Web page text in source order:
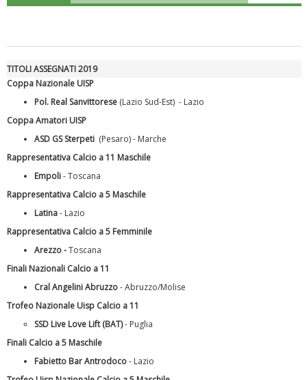
Luglio 2026: "Pensando con i piedi, si possono fare le
rivoluzioni"
TITOLI ASSEGNATI 2019
Coppa Nazionale UISP
Pol. Real Sanvittorese (Lazio Sud-Est) - Lazio
Coppa Amatori UISP
ASD GS Sterpeti (Pesaro) - Marche
Rappresentativa Calcio a 11 Maschile
Empoli- Toscana
Rappresentativa Calcio a 5 Maschile
Latina- Lazio
Rappresentativa Calcio a 5 Femminile
Arezzo-Toscana
Finali Nazionali Calcio a 11
Cral Angelini Abruzzo- Abruzzo/Molise
Trofeo Nazionale Uisp Calcio a 11
SSD Live Love Lift (BAT)- Puglia
Finali Calcio a 5 Maschile
Fabietto Bar Antrodoco- Lazio